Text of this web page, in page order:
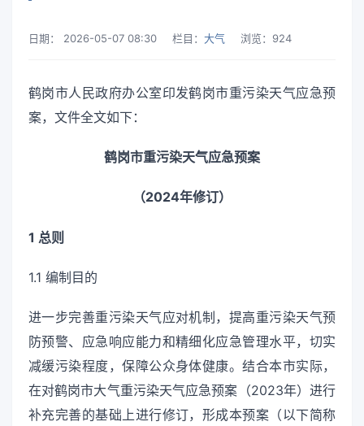
日期： 2026-05-07 08:30 栏目： 大气 浏览： 924
鹤岗市人民政府办公室印发鹤岗市重污染天气应急预
案，文件全文如下：
鹤岗市重污染天气应急预案
（2024年修订）
1 总则
1.1 编制目的
进一步完善重污染天气应对机制，提高重污染天气预
防预警、应急响应能力和精细化应急管理水平，切实
减缓污染程度，保障公众身体健康。结合本市实际，
在对鹤岗市大气重污染天气应急预案（2023年）进行
补充完善的基础上进行修订，形成本预案（以下简称